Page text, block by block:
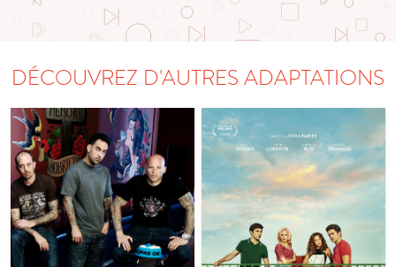
DÉCOUVREZ D'AUTRES ADAPTATIONS